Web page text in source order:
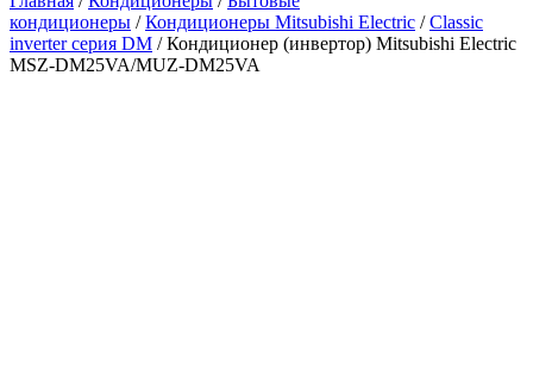
кондиционеры /Кондиционеры Mitsubishi Electric /Classic
inverter серия DM / Кондиционер (инвертор) Mitsubishi Electric
MSZ-DM25VA/MUZ-DM25VA